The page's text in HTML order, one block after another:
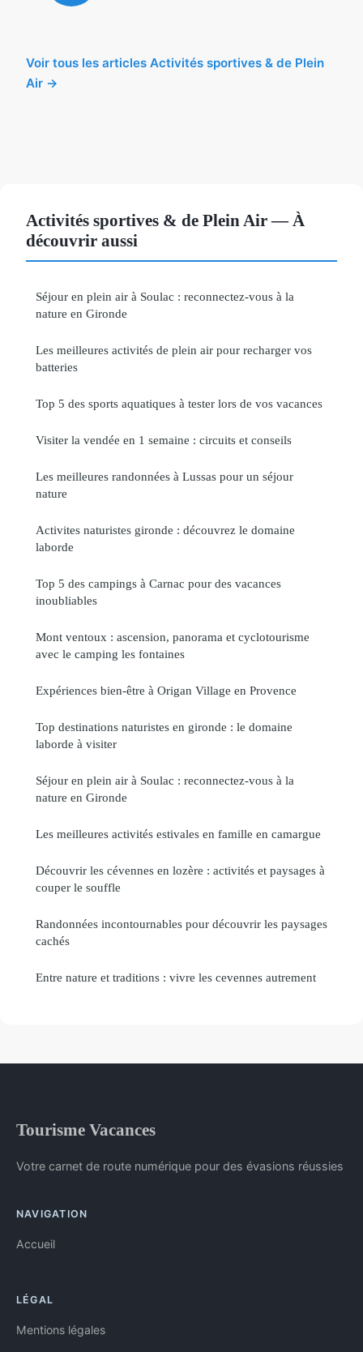
Voir tous les articles Activités sportives & de Plein
Air →
Activités sportives & de Plein Air — À
découvrir aussi
Séjour en plein air à Soulac : reconnectez-vous à la
nature en Gironde
Les meilleures activités de plein air pour recharger vos
batteries
Top 5 des sports aquatiques à tester lors de vos vacances
Visiter la vendée en 1 semaine : circuits et conseils
Les meilleures randonnées à Lussas pour un séjour
nature
Activites naturistes gironde : découvrez le domaine
laborde
Top 5 des campings à Carnac pour des vacances
inoubliables
Mont ventoux : ascension, panorama et cyclotourisme
avec le camping les fontaines
Expériences bien-être à Origan Village en Provence
Top destinations naturistes en gironde : le domaine
laborde à visiter
Séjour en plein air à Soulac : reconnectez-vous à la
nature en Gironde
Les meilleures activités estivales en famille en camargue
Découvrir les cévennes en lozère : activités et paysages à
couper le souffle
Randonnées incontournables pour découvrir les paysages
cachés
Entre nature et traditions : vivre les cevennes autrement
Tourisme Vacances
Votre carnet de route numérique pour des évasions réussies
NAVIGATION
Accueil
LÉGAL
Mentions légales